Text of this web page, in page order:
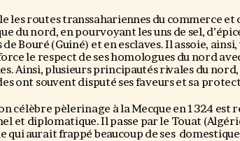
les routes transsahariennes du commerce et
du nord, en pourvoyant les uns de sel,
Bouré (Guiné) et en esclaves. Il assoie,
le respect de ses homologues du nord
Ainsi, plusieurs principautés rivales du nord,
ont souvent disputé ses faveurs et sa
célèbre pèlerinage à la Mecque en 1324
et diplomatique. Il passe par le Touat
qui aurait frappé beaucoup de ses